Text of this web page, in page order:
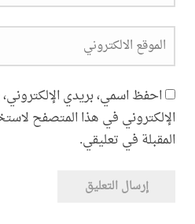
بريدي الإلكتروني، والموقع
في هذا المتصفح لاستخدامها المرة
تعليقي.